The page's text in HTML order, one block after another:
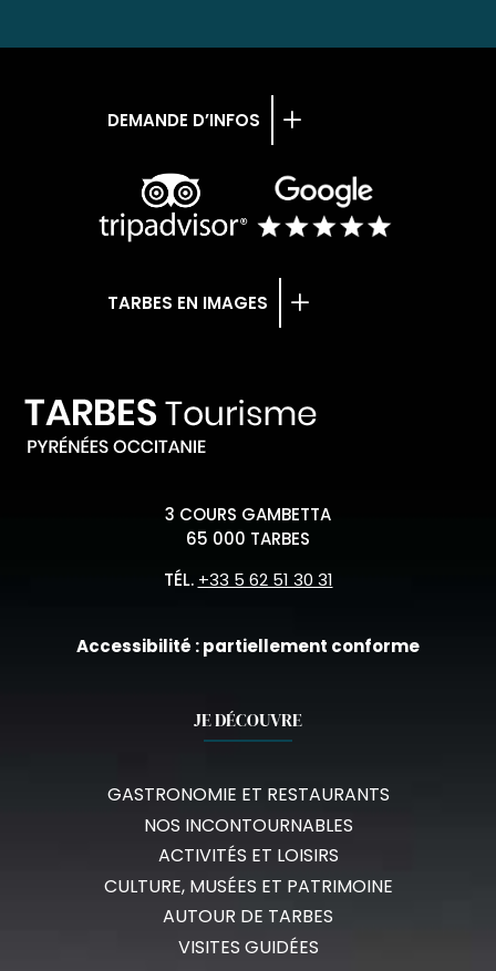
DEMANDE D’INFOS
TARBES EN IMAGES
3 COURS GAMBETTA
65 000 TARBES
TÉL. +33 5 62 51 30 31
Accessibilité : partiellement conforme
JE DÉCOUVRE
GASTRONOMIE ET RESTAURANTS
NOS INCONTOURNABLES
ACTIVITÉS ET LOISIRS
CULTURE, MUSÉES ET PATRIMOINE
AUTOUR DE TARBES
VISITES GUIDÉES